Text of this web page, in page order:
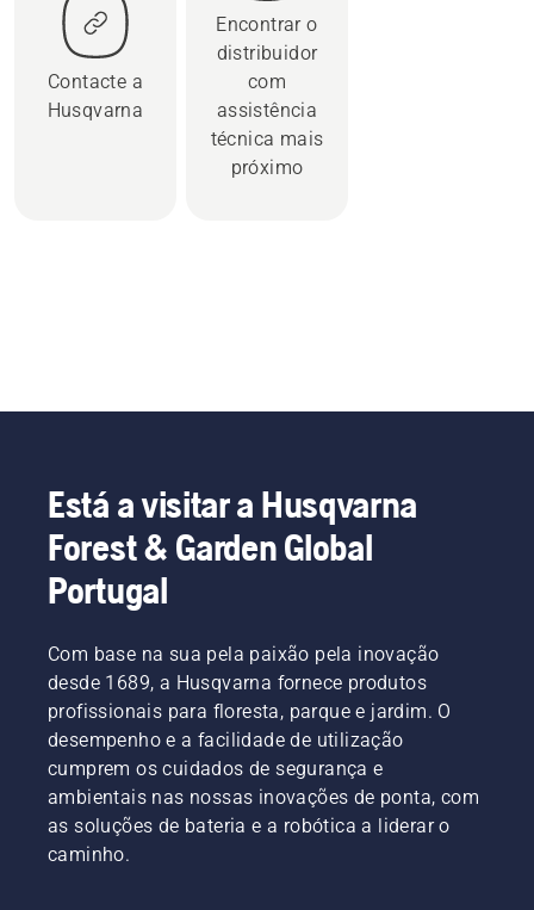
Contacte a
Husqvarna
Encontrar o
distribuidor
com
assistência
técnica mais
próximo
Está a visitar a Husqvarna
Forest & Garden Global
Portugal
Com base na sua pela paixão pela inovação
desde 1689, a Husqvarna fornece produtos
profissionais para floresta, parque e jardim. O
desempenho e a facilidade de utilização
cumprem os cuidados de segurança e
ambientais nas nossas inovações de ponta, com
as soluções de bateria e a robótica a liderar o
caminho.